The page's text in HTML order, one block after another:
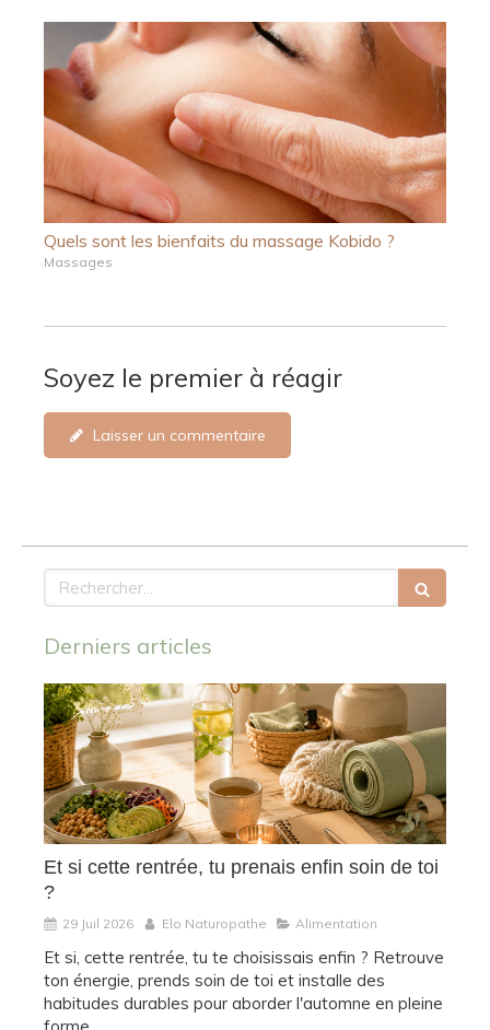
Quels sont les bienfaits du massage Kobido ?
Massages
Soyez le premier à réagir
Laisser un commentaire
Rechercher
Derniers articles
Et si cette rentrée, tu prenais enfin soin de toi
?
29 Juil 2026 Elo Naturopathe Alimentation
Et si, cette rentrée, tu te choisissais enfin ? Retrouve
ton énergie, prends soin de toi et installe des
habitudes durables pour aborder l'automne en pleine
forme.